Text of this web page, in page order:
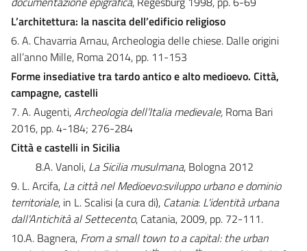
L’architettura: la nascita dell’edificio religioso
6. A. Chavarria Arnau, Archeologia delle chiese. Dalle origini
all’anno Mille, Roma 2014, pp. 11-153
Forme insediative tra tardo antico e alto medioevo. Città,
campagne, castelli
7. A. Augenti,Archeologia dell’Italia medievale, Roma Bari
2016, pp. 4-184; 276-284
Città e castelli in Sicilia
8.A. Vanoli, La Sicilia musulmana, Bologna 2012
9. L. Arcifa, La città nel Medioevo:sviluppo urbano e dominio
territoriale, in L. Scalisi (a cura di), Catania: L'identità urbana
dall'Antichità al Settecento, Catania, 2009, pp. 72-111.
10.A. Bagnera, From a small town to a capital: the urban